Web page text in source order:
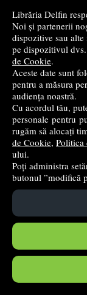
Librăria Delfin
Noi și partenerii
dispozitive sau
pe dispozitivul
de Cookie.
Aceste date sunt
pentru a măsura
audiența noastră.
Cu acordul tău,
personale pentru
rugăm să alocați
de Cookie, Politica
ului.
Poți administra
butonul ”modifică
LEGO DOTS